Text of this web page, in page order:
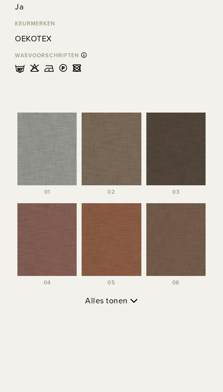
Ja
KEURMERKEN
OEKOTEX
WASVOORSCHRIFTEN
mHDLU
01 02 03
04 05 06
Alles tonen